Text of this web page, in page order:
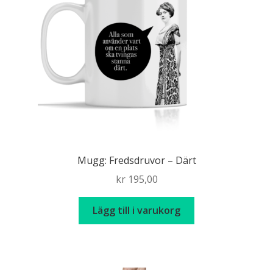
Mugg: Fredsdruvor – Därt
kr195,00
Lägg till i varukorg